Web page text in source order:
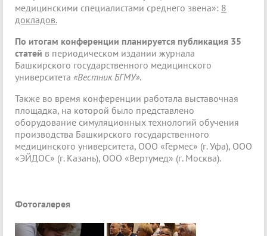
медицинскими специалистами среднего звена»: 8
докладов.
По итогам конференции планируется публикация 35
статей в периодическом издании журнала
Башкирского государственного медицинского
университета «Вестник БГМУ».
Также во время конференции работала выставочная
площадка, на которой было представлено
оборудование симуляционных технологий обучения
производства Башкирского государственного
медицинского университета, ООО «Гермес» (г. Уфа), ООО
«ЭЙДОС» (г. Казань), ООО «Вертумед» (г. Москва).
Фотогалерея